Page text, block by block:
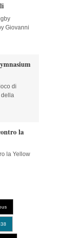
Giovanni
di
della
la
la Yellow